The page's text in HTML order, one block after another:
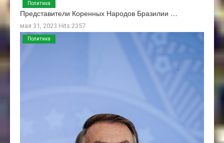
Представители Коренных Народов Бразилии …
мая 31, 2023 Hits:2357
Политика
Политика